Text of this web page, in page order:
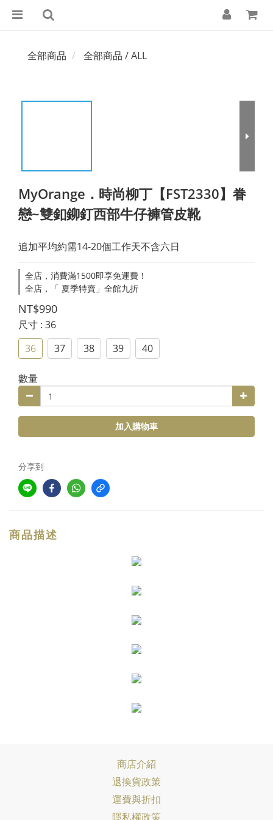
全部商品 全部商品 / ALL
MyOrange．時尚柳丁【FST2330】眷
戀~雙釦鉚釘西部牛仔褲管皮靴
追加平均約需14-20個工作天不含六日
全店，消費滿1500即享免運費！
全店，「 夏季特賣」全館九折
NT$990
尺寸 : 36
36
37 38 39 40
數量
加入購物車
分享到
商品描述
商店介紹
退換貨政策
運費與折扣
隱私權政策